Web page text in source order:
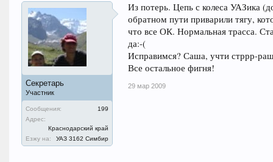
Секретарь
Участник
Сообщения:
199
Адрес:
Краснодарский край
Езжу на:
УАЗ 3162 Симбир
Из потерь. Цепь с колеса УАЗика
обратном пути приварили тягу,
что все ОК. Нормальная трасса.
да:-(
Исправимся? Саша, учти стррр-
Все остальное фигня!
29 мар 2009